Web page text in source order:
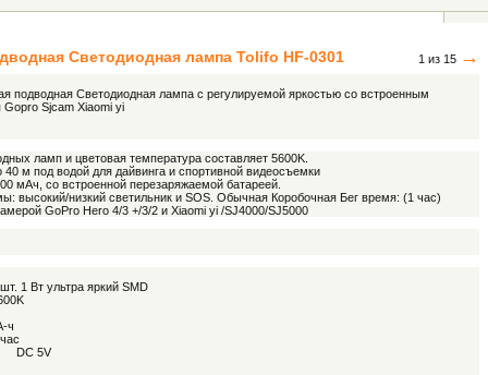
1 из 15 →
Светодиодная лампа Tolifo HF-0301
подводная Светодиодная лампа с регулируемой яркостью со встроенным
Gopro Sjcam Xiaomi yi
ламп и цветовая температура составляет 5600K.
м под водой для дайвинга и спортивной видеосъемки
мАч, со встроенной перезаряжаемой батареей.
высокий/низкий светильник и SOS. Обычная Коробочная Бег время: (1 час)
GoPro Hero 4/3 +/3/2 и Xiaomi yi /SJ4000/SJ5000
1 Вт ультра яркий SMD
ч
DC 5V